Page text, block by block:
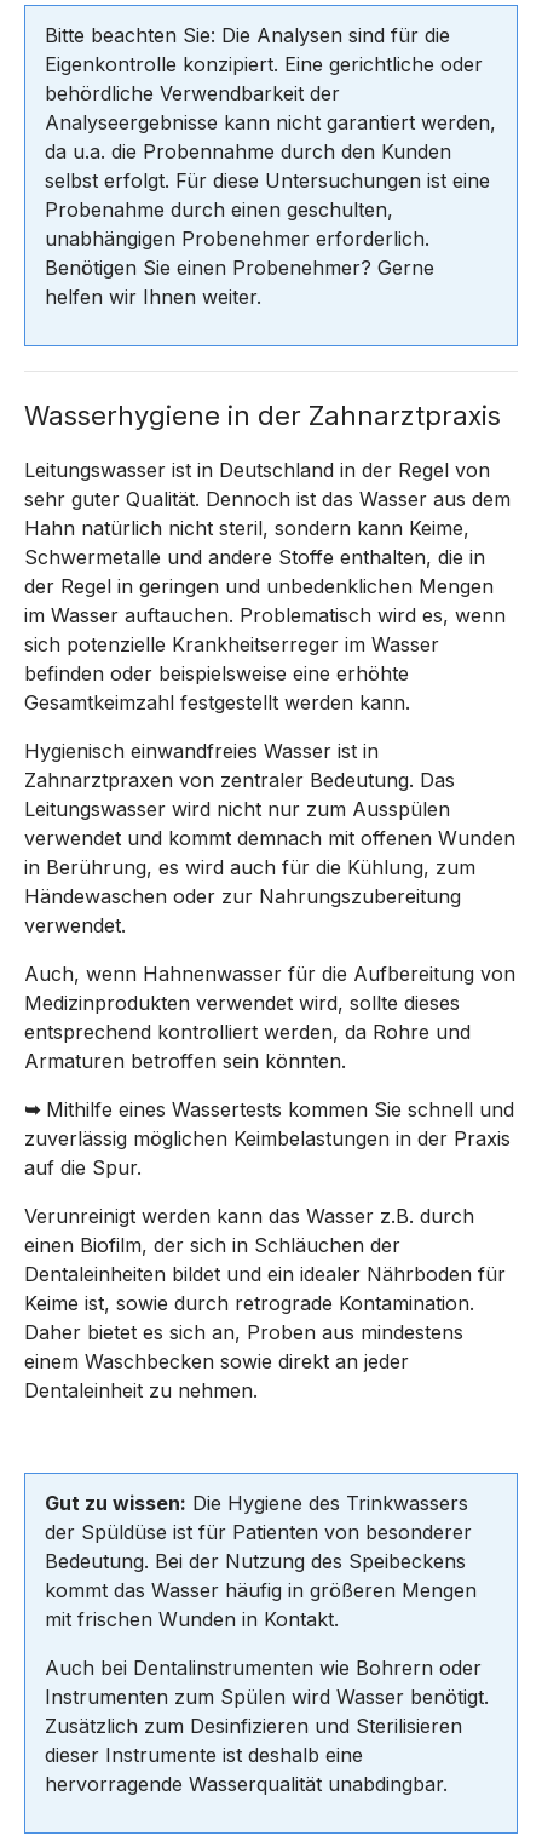
Bitte beachten Sie: Die Analysen sind für die
Eigenkontrolle konzipiert. Eine gerichtliche oder
behördliche Verwendbarkeit der
Analyseergebnisse kann nicht garantiert werden,
da u.a. die Probennahme durch den Kunden
selbst erfolgt. Für diese Untersuchungen ist eine
Probenahme durch einen geschulten,
unabhängigen Probenehmer erforderlich.
Benötigen Sie einen Probenehmer? Gerne
helfen wir Ihnen weiter.
Wasserhygiene in der Zahnarztpraxis
Leitungswasser ist in Deutschland in der Regel von
sehr guter Qualität. Dennoch ist das Wasser aus dem
Hahn natürlich nicht steril, sondern kann Keime,
Schwermetalle und andere Stoffe enthalten, die in
der Regel in geringen und unbedenklichen Mengen
im Wasser auftauchen. Problematisch wird es, wenn
sich potenzielle Krankheitserreger im Wasser
befinden oder beispielsweise eine erhöhte
Gesamtkeimzahl festgestellt werden kann.
Hygienisch einwandfreies Wasser ist in
Zahnarztpraxen von zentraler Bedeutung. Das
Leitungswasser wird nicht nur zum Ausspülen
verwendet und kommt demnach mit offenen Wunden
in Berührung, es wird auch für die Kühlung, zum
Händewaschen oder zur Nahrungszubereitung
verwendet.
Auch, wenn Hahnenwasser für die Aufbereitung von
Medizinprodukten verwendet wird, sollte dieses
entsprechend kontrolliert werden, da Rohre und
Armaturen betroffen sein könnten.
➥Mithilfe eines Wassertests kommen Sie schnell und
zuverlässig möglichen Keimbelastungen in der Praxis
auf die Spur.
Verunreinigt werden kann das Wasser z.B. durch
einen Biofilm, der sich in Schläuchen der
Dentaleinheiten bildet und ein idealer Nährboden für
Keime ist, sowie durch retrograde Kontamination.
Daher bietet es sich an, Proben aus mindestens
einem Waschbecken sowie direkt an jeder
Dentaleinheit zu nehmen.
Gut zu wissen: Die Hygiene des Trinkwassers
der Spüldüse ist für Patienten von besonderer
Bedeutung. Bei der Nutzung des Speibeckens
kommt das Wasser häufig in größeren Mengen
mit frischen Wunden in Kontakt.
Auch bei Dentalinstrumenten wie Bohrern oder
Instrumenten zum Spülen wird Wasser benötigt.
Zusätzlich zum Desinfizieren und Sterilisieren
dieser Instrumente ist deshalb eine
hervorragende Wasserqualität unabdingbar.